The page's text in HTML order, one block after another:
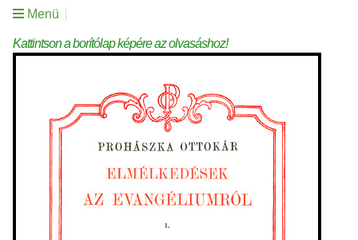
Menü
Kattintson a borítólap képére az olvasáshoz!